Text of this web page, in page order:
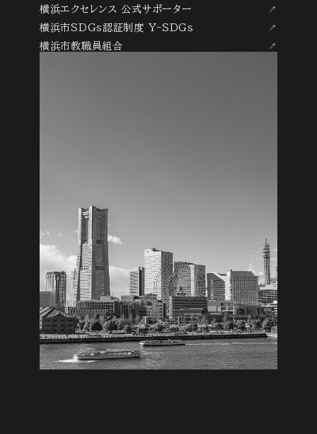
横浜エクセレンス 公式サポーター
横浜市SDGs認証制度 Y-SDGs
横浜市教職員組合